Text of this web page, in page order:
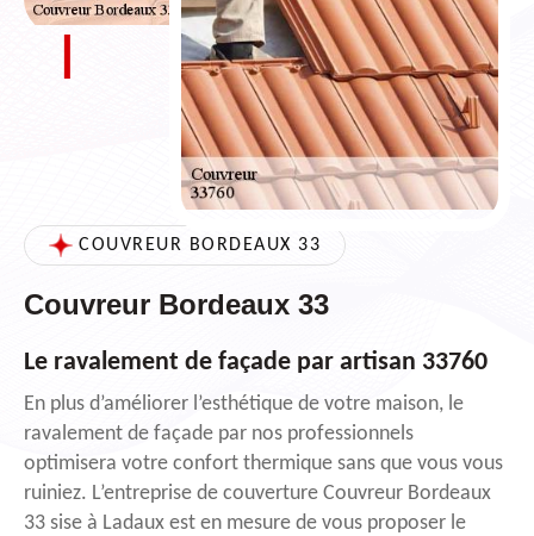
COUVREUR BORDEAUX 33
Couvreur Bordeaux 33
Le ravalement de façade par artisan 33760
En plus d’améliorer l’esthétique de votre maison, le
ravalement de façade par nos professionnels
optimisera votre confort thermique sans que vous vous
ruiniez. L’entreprise de couverture Couvreur Bordeaux
33 sise à Ladaux est en mesure de vous proposer le